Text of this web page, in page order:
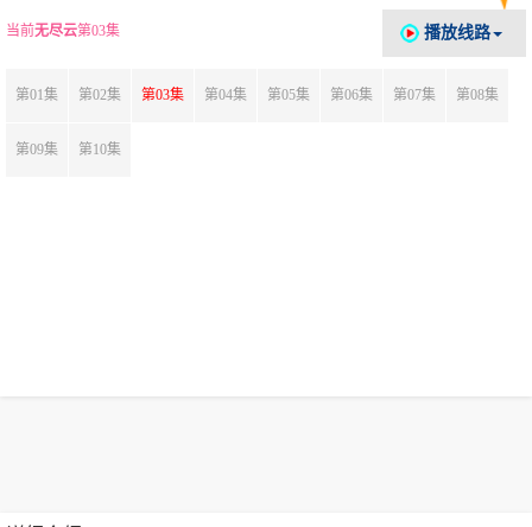
播放线路
当前无尽云第03集
第01集 第02集 第03集 第04集 第05集 第06集 第07集 第08集
第09集 第10集